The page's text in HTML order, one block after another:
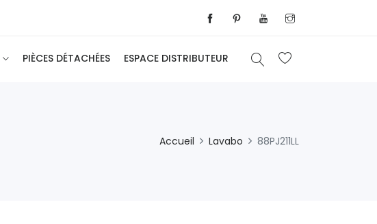
PIÈCES DÉTACHÉES ESPACE DISTRIBUTEUR
Accueil Lavabo 88PJ211LL